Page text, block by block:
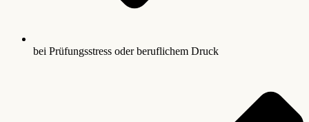
bei Prüfungsstress oder beruflichem Druck